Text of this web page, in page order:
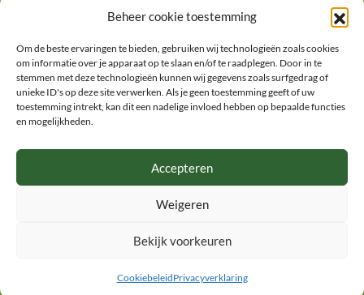
Beheer cookie toestemming
Om de beste ervaringen te bieden, gebruiken wij technologieën zoals cookies
om informatie over je apparaat op te slaan en/of te raadplegen. Door in te
stemmen met deze technologieën kunnen wij gegevens zoals surfgedrag of
unieke ID's op deze site verwerken. Als je geen toestemming geeft of uw
toestemming intrekt, kan dit een nadelige invloed hebben op bepaalde functies
en mogelijkheden.
Accepteren
Weigeren
Bekijk voorkeuren
CookiebeleidPrivacyverklaring
Europa investeert in zijn platteland
© 2026Achterhoek Food